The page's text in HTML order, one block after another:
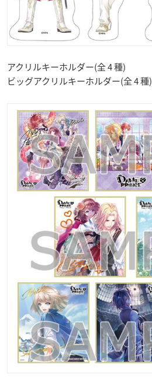
アクリルキーホルダー(全 4 種)
ビッグアクリルキーホルダー(全 4 種)